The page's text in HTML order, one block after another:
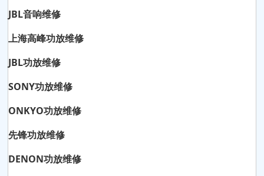
JBL音响维修
上海高峰功放维修
JBL功放维修
SONY功放维修
ONKYO功放维修
先锋功放维修
DENON功放维修